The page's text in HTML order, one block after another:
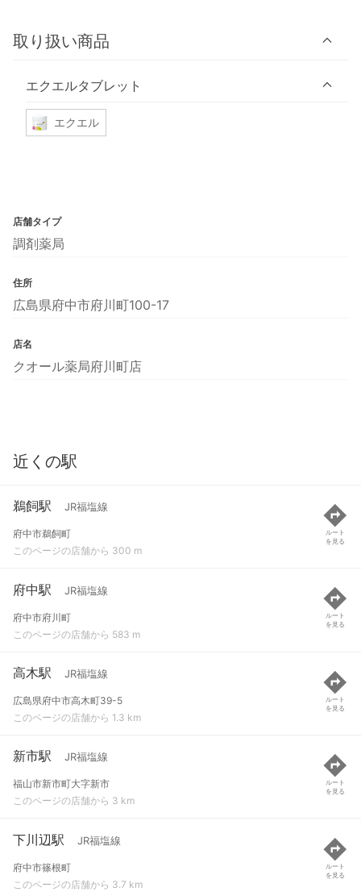
取り扱い商品
エクエルタブレット
エクエル
店舗タイプ
調剤薬局
住所
広島県府中市府川町100-17
店名
クオール薬局府川町店
近くの駅
鵜飼駅 JR福塩線
府中市鵜飼町
このページの店舗から 300 m
ルート
を見る
府中駅 JR福塩線
府中市府川町
このページの店舗から 583 m
ルート
を見る
高木駅 JR福塩線
広島県府中市高木町39-5
このページの店舗から 1.3 km
ルート
を見る
新市駅 JR福塩線
福山市新市町大字新市
このページの店舗から 3 km
ルート
を見る
下川辺駅 JR福塩線
府中市篠根町
このページの店舗から 3.7 km
ルート
を見る